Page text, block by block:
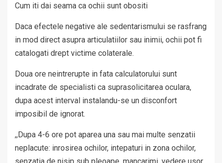
Cum iti dai seama ca ochii sunt obositi
Daca efectele negative ale sedentarismului se rasfrang
in mod direct asupra articulatiilor sau inimii, ochii pot fi
catalogati drept victime colaterale.
Doua ore neintrerupte in fata calculatorului sunt
incadrate de specialisti ca suprasolicitarea oculara,
dupa acest interval instalandu-se un disconfort
imposibil de ignorat.
,,Dupa 4-6 ore pot aparea una sau mai multe senzatii
neplacute: inrosirea ochilor, intepaturi in zona ochilor,